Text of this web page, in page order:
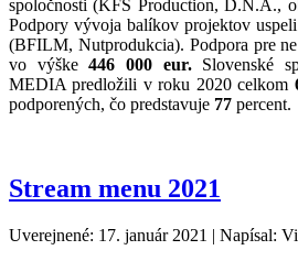
spoločnosti (KFS Production, D.N.A.,
Podpory vývoja balíkov projektov
(BFILM, Nutprodukcia). Podpora pre
vo výške446 000 eur.Slovenské
MEDIA predložili v roku 2020 celkom
podporených, čo predstavuje 77 percent.
Stream menu 2021
Uverejnené: 17. január 2021 | Napísal: